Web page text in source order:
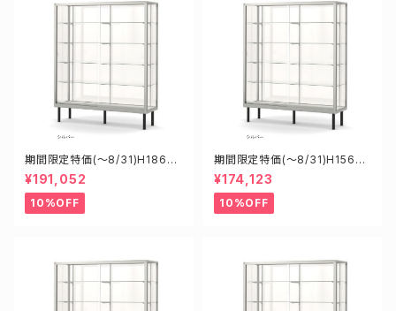
期間限定特価(～8/31)H1860
8S W1800D6000H1800mm
新型業務用ガラスケース ショー
ケース
¥191,052
10%OFF
期間限定特価(～8/31)H15608
S W1500D600H1800mm 新
型業務用ガラスケース ショーケ
ース
¥174,123
10%OFF